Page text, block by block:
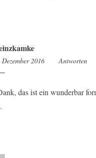
2016 22:40
Antworten
das ist ein wunderbar